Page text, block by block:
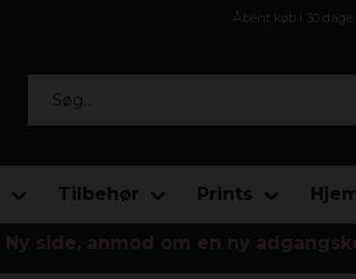
Åbent køb i 30 dage
Tilbehør Prints
Ny side, anmod om en ny